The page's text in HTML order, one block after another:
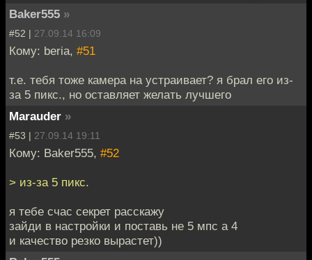
Baker555 »
#52 | 27.09.14 16:09
Кому: beria, #51
т.е. тебя тоже камера на устраивает? я брал его из-
за 5 пикс., но оставляет желать лучшего
Marauder »
#53 | 27.09.14 19:11
Кому: Baker555, #52
> из-за 5 пикс.
я тебе счас секрет расскажу
зайди в настройки и поставь не 5 мпс а 4
и качество резко вырастет))